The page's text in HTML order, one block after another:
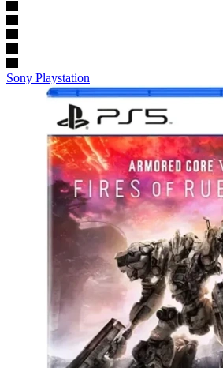
Sony Playstation